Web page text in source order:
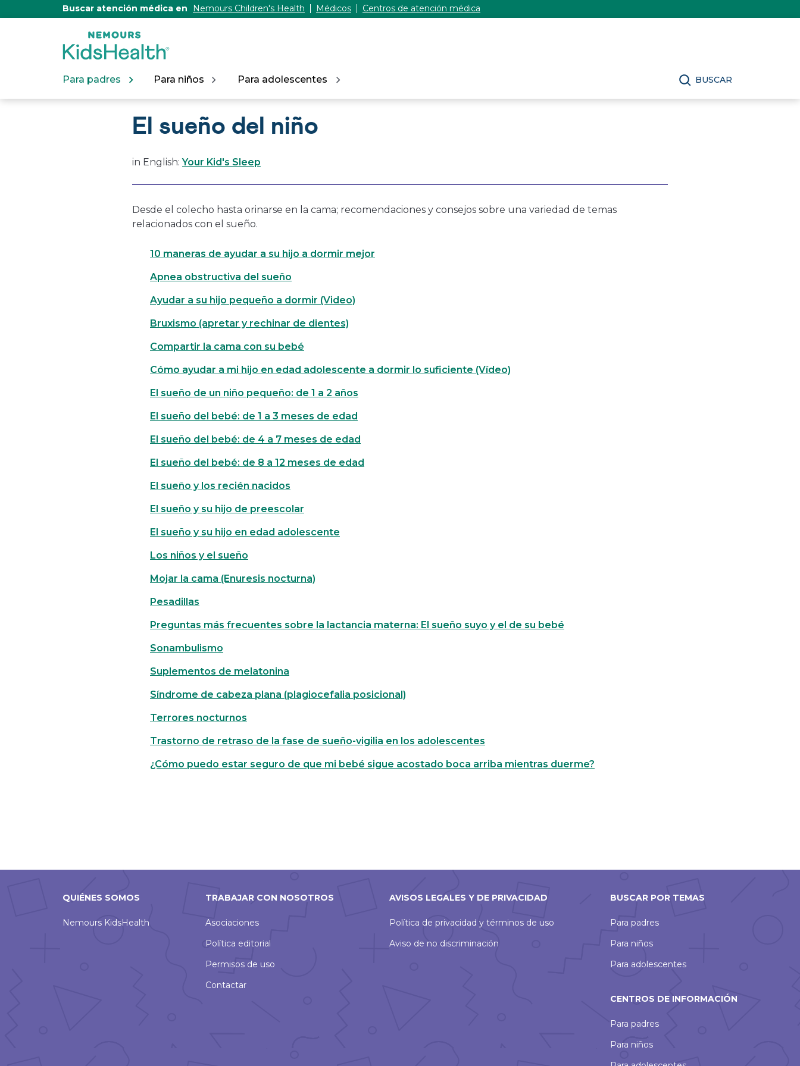
Buscar atención médica en Nemours Children's Health Médicos Centros de atención médica
Para padres Para niños Para adolescentes BUSCAR
El sueño del niño
in English:Your Kid's Sleep
Desde el colecho hasta orinarse en la cama; recomendaciones y consejos sobre una variedad de temas
relacionados con el sueño.
10 maneras de ayudar a su hijo a dormir mejor
Apnea obstructiva del sueño
Ayudar a su hijo pequeño a dormir (Video)
Bruxismo (apretar y rechinar de dientes)
Compartir la cama con su bebé
Cómo ayudar a mi hijo en edad adolescente a dormir lo suficiente (Vídeo)
El sueño de un niño pequeño: de 1 a 2 años
El sueño del bebé: de 1 a 3 meses de edad
El sueño del bebé: de 4 a 7 meses de edad
El sueño del bebé: de 8 a 12 meses de edad
El sueño y los recién nacidos
El sueño y su hijo de preescolar
El sueño y su hijo en edad adolescente
Los niños y el sueño
Mojar la cama (Enuresis nocturna)
Pesadillas
Preguntas más frecuentes sobre la lactancia materna: El sueño suyo y el de su bebé
Sonambulismo
Suplementos de melatonina
Síndrome de cabeza plana (plagiocefalia posicional)
Terrores nocturnos
Trastorno de retraso de la fase de sueño-vigilia en los adolescentes
¿Cómo puedo estar seguro de que mi bebé sigue acostado boca arriba mientras duerme?
QUIÉNES SOMOS
Nemours KidsHealth
TRABAJAR CON NOSOTROS
Asociaciones
Política editorial
Permisos de uso
Contactar
AVISOS LEGALES Y DE PRIVACIDAD
Política de privacidad y términos de uso
Aviso de no discriminación
BUSCAR POR TEMAS
Para padres
Para niños
Para adolescentes
CENTROS DE INFORMACIÓN
Para padres
Para niños